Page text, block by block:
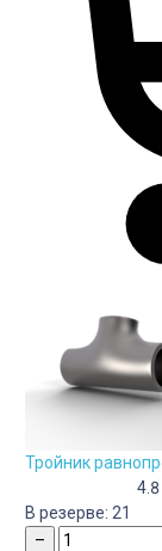
Тройник
4.8
В резерве: 21
–